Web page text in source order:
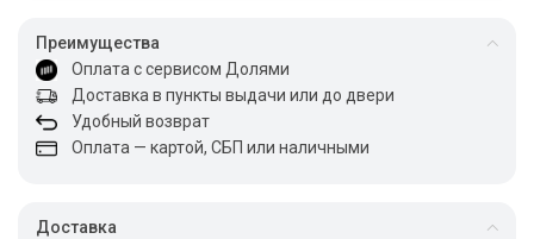
Преимущества
Оплата с сервисом Долями
Доставка в пункты выдачи или до двери
Удобный возврат
Оплата — картой, СБП или наличными
Доставка